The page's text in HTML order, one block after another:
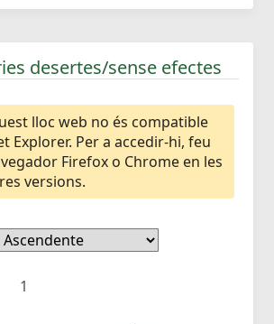
desertes/sense efectes
lloc web no és compatible
Explorer. Per a accedir-hi, feu
Firefox o Chrome en les
versions.
1